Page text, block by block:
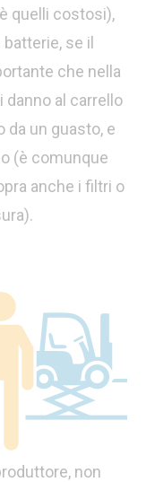
quelli costosi),
se il
che nella
al carrello
un guasto, e
(è comunque
anche i filtri o
non